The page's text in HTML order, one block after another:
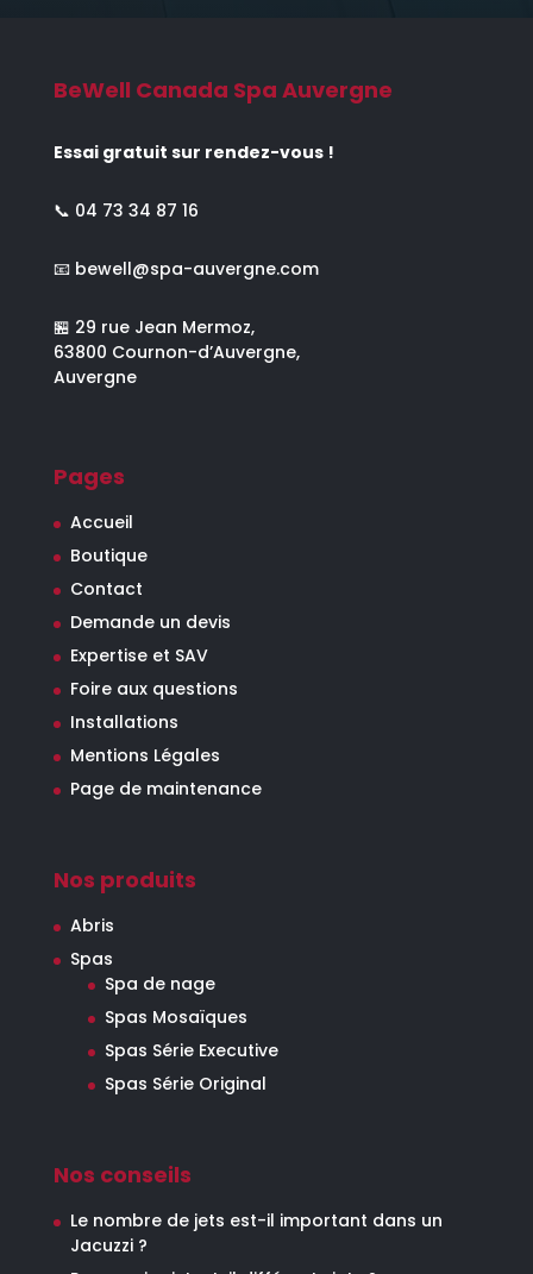
BeWell Canada Spa Auvergne
Essai gratuit sur rendez-vous !
📞 04 73 34 87 16
📧 bewell@spa-auvergne.com
🏪 29 rue Jean Mermoz,
63800 Cournon-d’Auvergne,
Auvergne
Pages
Accueil
Boutique
Contact
Demande un devis
Expertise et SAV
Foire aux questions
Installations
Mentions Légales
Page de maintenance
Nos produits
Abris
Spas
Spa de nage
Spas Mosaïques
Spas Série Executive
Spas Série Original
Nos conseils
Le nombre de jets est-il important dans un
Jacuzzi ?